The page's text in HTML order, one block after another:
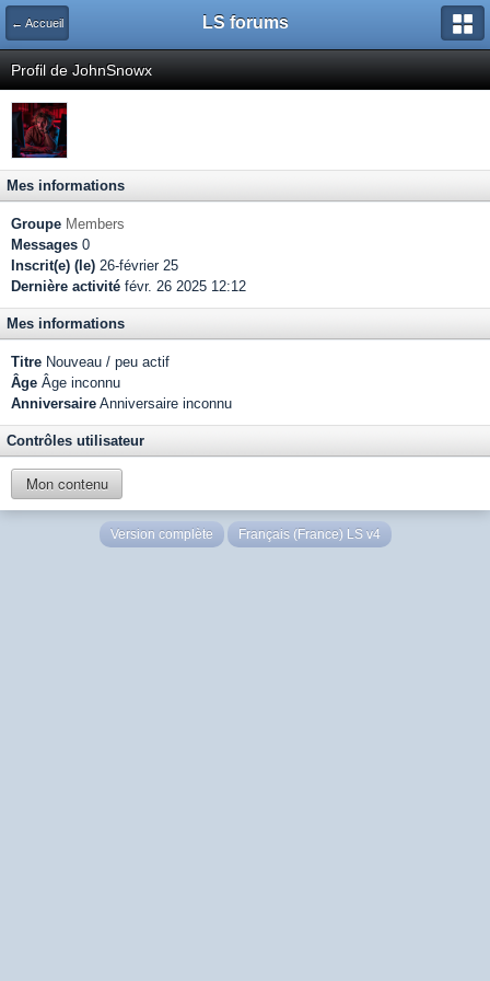
← Accueil LS forums
Profil de JohnSnowx
Mes informations
Groupe Members
Messages 0
Inscrit(e) (le) 26-février 25
Dernière activité févr. 26 2025 12:12
Mes informations
Titre Nouveau / peu actif
Âge Âge inconnu
Anniversaire Anniversaire inconnu
Contrôles utilisateur
Mon contenu
Version complète Français (France) LS v4